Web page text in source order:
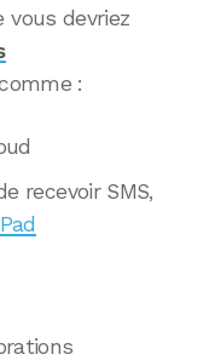
devriez
:
recevoir SMS,